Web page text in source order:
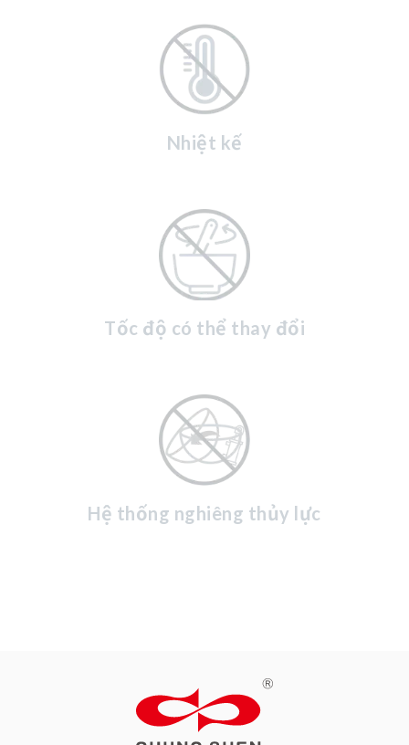
Nhiệt kế
Tốc độ có thể thay đổi
Hệ thống nghiêng thủy lực